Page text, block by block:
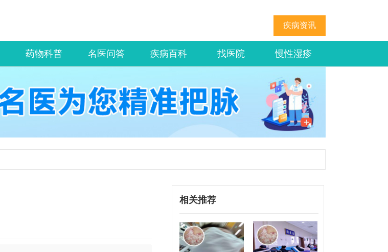
疾病资讯
药物科普 名医问答 疾病百科 找医院 慢性湿疹
相关推荐